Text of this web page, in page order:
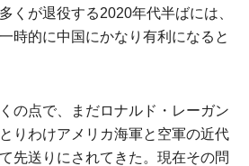
くが退役する2020年代半ばには、
時的に中国にかなり有利になると
の点で、まだロナルド・レーガン
りわけアメリカ海軍と空軍の近代
先送りにされてきた。現在その問